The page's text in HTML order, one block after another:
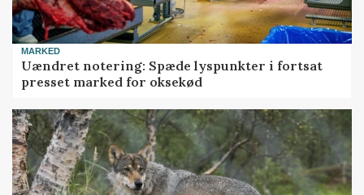
MARKED
Uændret notering: Spæde lyspunkter i fortsat
presset marked for oksekød